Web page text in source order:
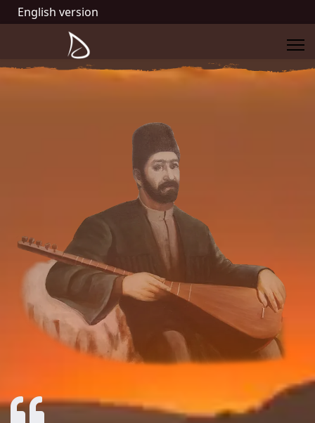
English version